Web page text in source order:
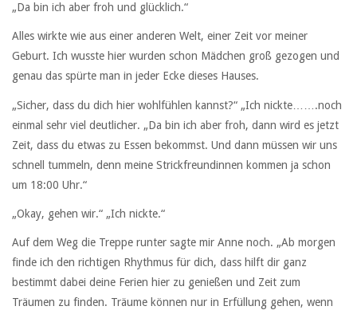
„Da bin ich aber froh und glücklich.“
Alles wirkte wie aus einer anderen Welt, einer Zeit vor meiner
Geburt. Ich wusste hier wurden schon Mädchen groß gezogen und
genau das spürte man in jeder Ecke dieses Hauses.
„Sicher, dass du dich hier wohlfühlen kannst?“ „Ich nickte…….noch
einmal sehr viel deutlicher. „Da bin ich aber froh, dann wird es jetzt
Zeit, dass du etwas zu Essen bekommst. Und dann müssen wir uns
schnell tummeln, denn meine Strickfreundinnen kommen ja schon
um 18:00 Uhr.“
„Okay, gehen wir.“ „Ich nickte.“
Auf dem Weg die Treppe runter sagte mir Anne noch. „Ab morgen
finde ich den richtigen Rhythmus für dich, dass hilft dir ganz
bestimmt dabei deine Ferien hier zu genießen und Zeit zum
Träumen zu finden. Träume können nur in Erfüllung gehen, wenn